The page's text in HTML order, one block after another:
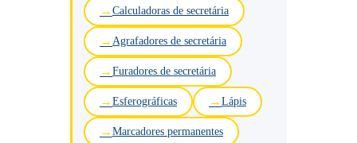
Calculadoras de secretária
Agrafadores de secretária
Furadores de secretária
Esferográficas Lápis
Marcadores permanentes